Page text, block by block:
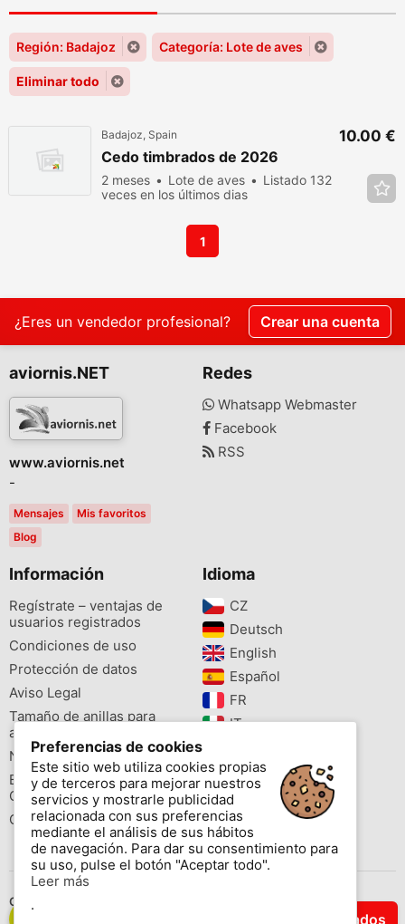
Filtrar Resultados
Región: Badajoz Categoría: Lote de aves
Eliminar todo
Badajoz, Spain
Cedo timbrados de 2026
2 meses Lote de aves
Listado 132
veces en los últimos dias
10.00 €
1
¿Eres un vendedor profesional? Crear una cuenta
aviornis.NET
www.aviornis.net
-
Mensajes
Mis favoritos
Blog
Redes
Whatsapp Webmaster
Facebook
RSS
Información
Regístrate – ventajas de
usuarios registrados
Condiciones de uso
Protección de datos
Aviso Legal
Tamaño de anillas para
aves
Newsletter
Buscador de especies
Cites
Colores de las anillas
Idioma
CZ‎
Deutsch‎
English‎
Español‎
FR‎
IT‎
PL‎
PT‎
Preferencias de cookies
Este sitio web utiliza cookies propias
y de terceros para mejorar nuestros
servicios y mostrarle publicidad
relacionada con sus preferencias
mediante el análisis de sus hábitos
de navegación. Para dar su consentimiento para
su uso, pulse el botón "Aceptar todo".
Leer más
.
Contáctenos
Copyright © 2026 www.aviornis.net Tablón de anuncios gratis.